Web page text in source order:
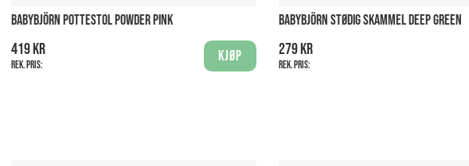
BABYBJÖRN POTTESTOL POWDER PINK
419 kr
Rek. pris:
Kjøp
BABYBJÖRN STØDIG SKAMMEL DEEP GREEN
279 kr
Rek. pris: